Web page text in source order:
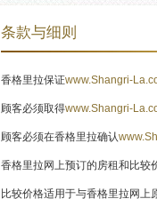
条款与细则
香格里拉保证www.Shangri-
顾客必须取得www.Shangri-
顾客必须在香格里拉确认
香格里拉网上预订的房租和比较
比较价格适用于与香格里拉网